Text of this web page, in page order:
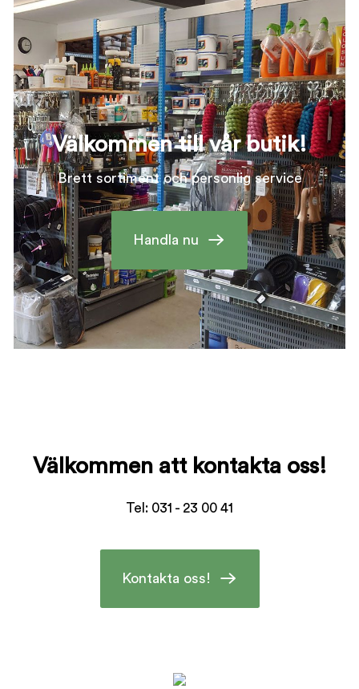
Välkommen till vår butik!
Brett sortiment och personlig service
Handla nu
Välkommen att kontakta oss!
Tel: 031 - 23 00 41
Kontakta oss!